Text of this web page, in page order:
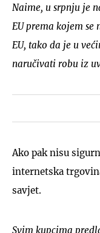
Naime, u srpnju je
EU prema kojem
EU, tako da je u
naručivati robu iz
Ako pak nisu
internetska
savjet.
Svim kupcima